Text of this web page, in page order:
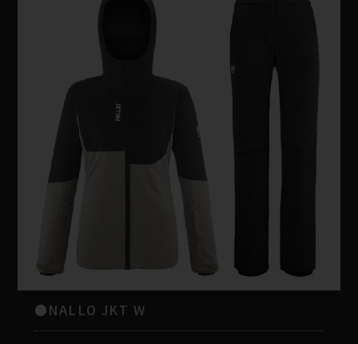
●NALLO JKT W